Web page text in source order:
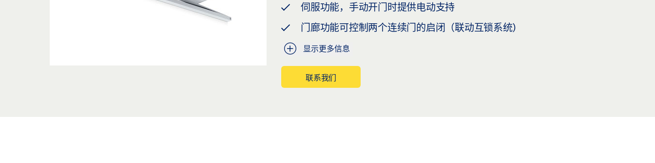
伺服功能，手动开门时提供电动支持
门廊功能可控制两个连续门的启闭（联动互锁系统)
显示更多信息
联系我们